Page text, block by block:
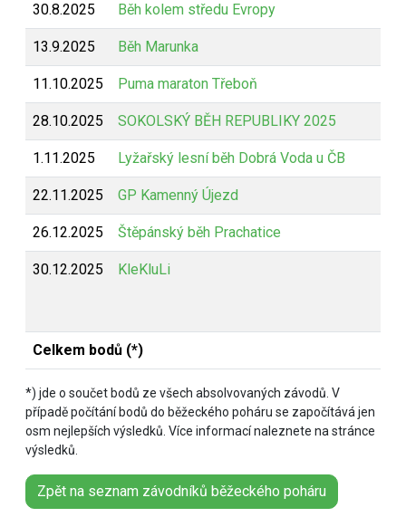
30.8.2025 Běh kolem středu Evropy
13.9.2025 Běh Marunka
11.10.2025 Puma maraton Třeboň
28.10.2025 SOKOLSKÝ BĚH REPUBLIKY 2025
1.11.2025 Lyžařský lesní běh Dobrá Voda u ČB
22.11.2025 GP Kamenný Újezd
26.12.2025 Štěpánský běh Prachatice
30.12.2025 KleKluLi
Celkem bodů (*)
*) jde o součet bodů ze všech absolvovaných závodů. V
případě počítání bodů do běžeckého poháru se započítává jen
osm nejlepších výsledků. Více informací naleznete na stránce
výsledků.
Zpět na seznam závodníků běžeckého poháru